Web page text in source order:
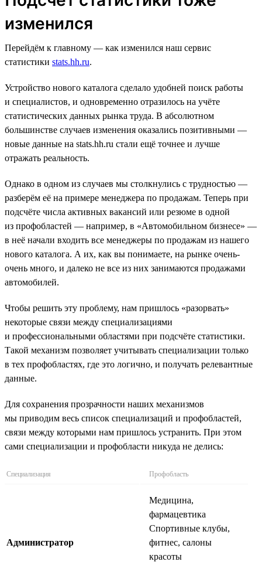
изменился
Перейдём к главному — как изменился наш сервис
статистики stats.hh.ru.
Устройство нового каталога сделало удобней поиск работы
и специалистов, и одновременно отразилось на учёте
статистических данных рынка труда. В абсолютном
большинстве случаев изменения оказались позитивными —
новые данные на stats.hh.ru стали ещё точнее и лучше
отражать реальность.
Однако в одном из случаев мы столкнулись с трудностью —
разберём её на примере менеджера по продажам. Теперь при
подсчёте числа активных вакансий или резюме в одной
из профобластей — например, в «Автомобильном бизнесе» —
в неё начали входить все менеджеры по продажам из нашего
нового каталога. А их, как вы понимаете, на рынке очень-
очень много, и далеко не все из них занимаются продажами
автомобилей.
Чтобы решить эту проблему, нам пришлось «разорвать»
некоторые связи между специализациями
и профессиональными областями при подсчёте статистики.
Такой механизм позволяет учитывать специализации только
в тех профобластях, где это логично, и получать релевантные
данные.
Для сохранения прозрачности наших механизмов
мы приводим весь список специализаций и профобластей,
связи между которыми нам пришлось устранить. При этом
сами специализации и профобласти никуда не делись:
Специализация Профобласть
Администратор
Медицина,
фармацевтика
Спортивные клубы,
фитнес, салоны
красоты